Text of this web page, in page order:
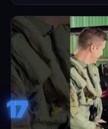
17